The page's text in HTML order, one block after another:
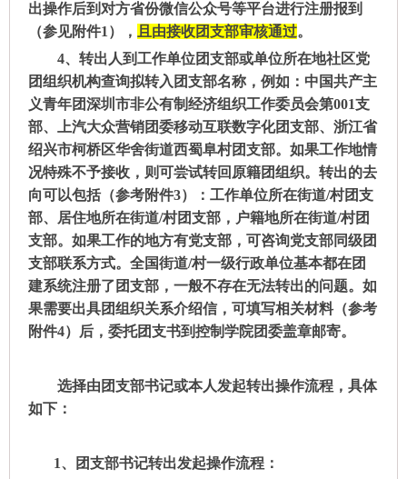
出操作后到对方省份微信公众号等平台进行注册报到
（参见附件1），
且由接收团支部审核通过。
4、 转出人到工作单位团支部或单位所在地社区党
团组织机构查询拟转入团支部名称，例如：中国共产主
义青年团深圳市非公有制经济组织工作委员会第001支
部、上汽大众营销团委移动互联数字化团支部、浙江省
绍兴市柯桥区华舍街道西蜀阜村团支部。 如果工作地情
况特殊不予接收，则可尝试转回原籍团组织。 转出的去
向可以包括（参考附件3）：工作单位所在街道/村团支
部、居住地所在街道/村团支部，户籍地所在街道/村团
支部。如果工作的地方有党支部， 可咨询党支部同级团
支部联系方式。全国街道/村一级行政单位基本都在团
建系统注册了团支部，一般不存在无法转出的问题。如
果需要出具团组织关系介绍信，可填写相关材料（参考
附件4）后，委托团支书到控制学院团委盖章邮寄。
选择由团支部书记或本人发起转出操作流程，具体
如下：
1、
团支部书记转出发起操作流程：